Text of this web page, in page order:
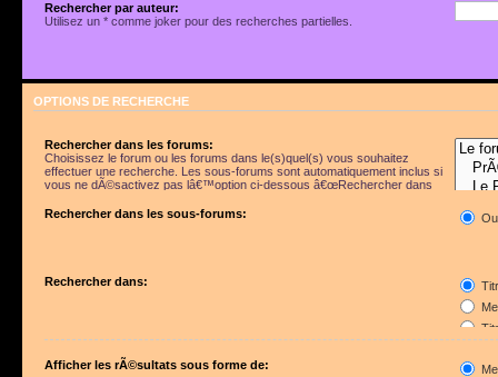
Rechercher par auteur:
Utilisez un * comme joker pour des recherches partielles.
OPTIONS DE RECHERCHE
Rechercher dans les forums:
Choisissez le forum ou les forums dans le(s)quel(s) vous souhaitez
effectuer une recherche. Les sous-forums sont automatiquement inclus si
vous ne dÃ©sactivez pas lâ€™option ci-dessous â€œRechercher dans
Rechercher dans les sous-forums:
Rechercher dans:
Afficher les rÃ©sultats sous forme de: